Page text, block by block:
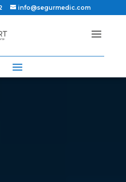
info@segurmedic.com